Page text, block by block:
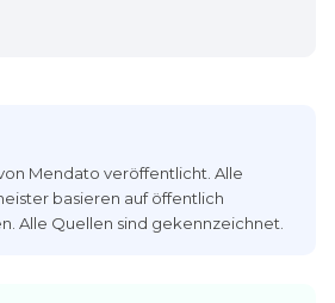
Mendato veröffentlicht. Alle
basieren auf öffentlich
Alle Quellen sind gekennzeichnet.